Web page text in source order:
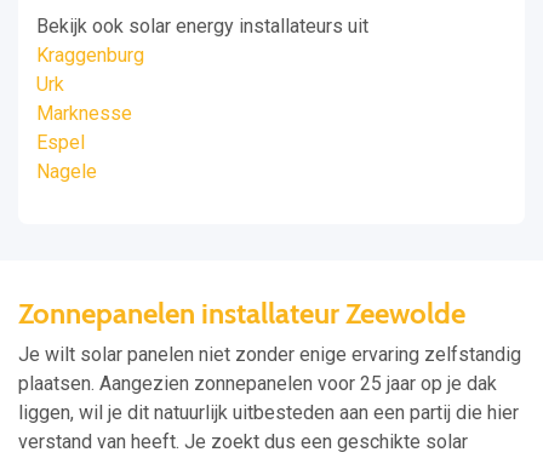
Bekijk ook solar energy installateurs uit
Kraggenburg
Urk
Marknesse
Espel
Nagele
Zonnepanelen installateur Zeewolde
Je wilt solar panelen niet zonder enige ervaring zelfstandig
plaatsen. Aangezien zonnepanelen voor 25 jaar op je dak
liggen, wil je dit natuurlijk uitbesteden aan een partij die hier
verstand van heeft. Je zoekt dus een geschikte solar